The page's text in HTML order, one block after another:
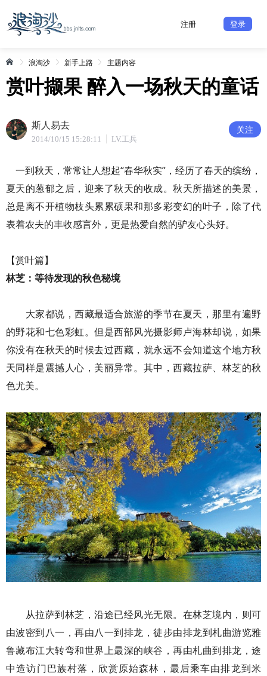
注册 登录
浪淘沙 新手上路 主题内容
赏叶撷果 醉入一场秋天的童话
斯人易去
2014/10/15 15:28:11 LV.工兵
关注
一到秋天，常常让人想起“春华秋实”，经历了春天的缤纷，
夏天的葱郁之后，迎来了秋天的收成。秋天所描述的美景，
总是离不开植物枝头累累硕果和那多彩变幻的叶子，除了代
表着农夫的丰收感言外，更是热爱自然的驴友心头好。
【赏叶篇】
林芝：等待发现的秋色秘境
大家都说，西藏最适合旅游的季节在夏天，那里有遍野
的野花和七色彩虹。但是西部风光摄影师卢海林却说，如果
你没有在秋天的时候去过西藏，就永远不会知道这个地方秋
天同样是震撼人心，美丽异常。其中，西藏拉萨、林芝的秋
色尤美。
从拉萨到林芝，沿途已经风光无限。在林芝境内，则可
由波密到八一，再由八一到排龙，徒步由排龙到札曲游览雅
鲁藏布江大转弯和世界上最深的峡谷，再由札曲到排龙，途
中造访门巴族村落，欣赏原始森林，最后乘车由排龙到米